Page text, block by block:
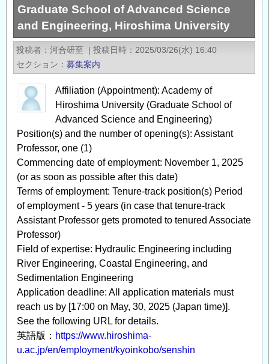
融
合
解
析
研
究
グ
ル
ー
プ
特
任
研
究
員
も
し
く
は
ポ
ス
ト
ド
ク
JUIDA
テ
ク
ニ
カ
ル
ジ
ャ
ー
ナ
ル
企
画
『ポ
ス
タ
ー
セ
ッ
シ
ョ
ン
2025』
in
Graduate School of Advanced Science
and Engineering, Hiroshima University
投稿者 河合研至 | 投稿日時
2025/03/26(水) 16:40
セクション
募集案内
Affiliation (Appointment): Academy of
Hiroshima University (Graduate School of
Advanced Science and Engineering)
Position(s) and the number of opening(s): Assistant
Professor, one (1)
Commencing date of employment: November 1, 2025
(or as soon as possible after this date)
Terms of employment: Tenure-track position(s) Period
of employment - 5 years (in case that tenure-track
Assistant Professor gets promoted to tenured Associate
Professor)
Field of expertise: Hydraulic Engineering including
River Engineering, Coastal Engineering, and
Sedimentation Engineering
Application deadline: All application materials must
reach us by [17:00 on May, 30, 2025 (Japan time)].
See the following URL for details.
英語版： https://www.hiroshima-
u.ac.jp/en/employment/kyoinkobo/senshin